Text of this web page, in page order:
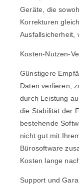
Geräte, die
Korrekturen
Ausfallsicherheit,
Kosten-Nutzen-
Günstigere
Daten verlieren,
durch Leistung
die Stabilität der
bestehende
nicht gut mit
Bürosoftware
Kosten lange
Support und